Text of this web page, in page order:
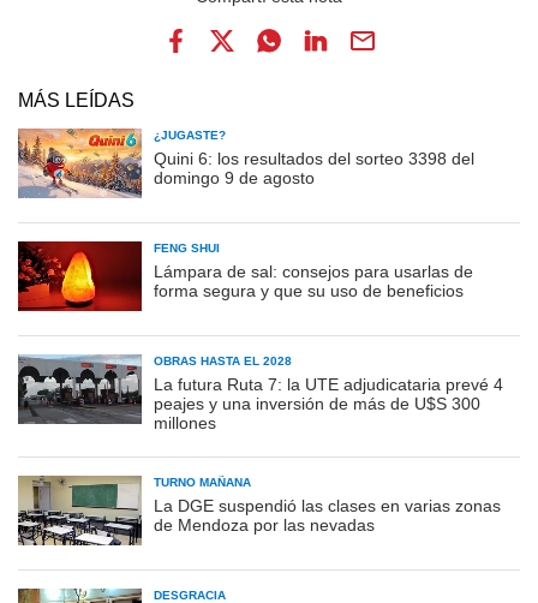
MÁS LEÍDAS
¿JUGASTE?
Quini 6: los resultados del sorteo 3398 del
domingo 9 de agosto
FENG SHUI
Lámpara de sal: consejos para usarlas de
forma segura y que su uso de beneficios
OBRAS HASTA EL 2028
La futura Ruta 7: la UTE adjudicataria prevé 4
peajes y una inversión de más de U$S 300
millones
TURNO MAÑANA
La DGE suspendió las clases en varias zonas
de Mendoza por las nevadas
DESGRACIA